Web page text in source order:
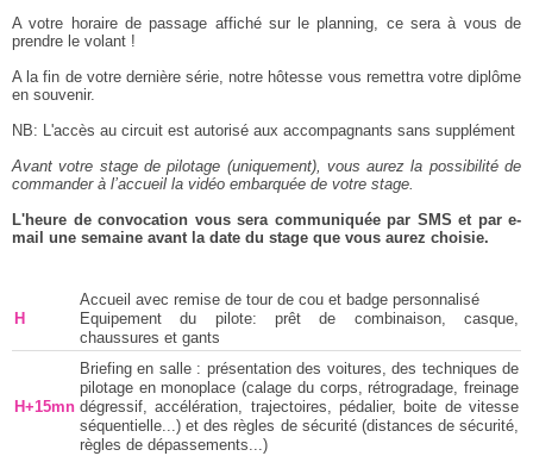
A votre horaire de passage affiché sur le planning, ce sera à vous de
prendre le volant !
A la fin de votre dernière série, notre hôtesse vous remettra votre diplôme
en souvenir.
NB: L'accès au circuit est autorisé aux accompagnants sans supplément
Avant votre stage de pilotage (uniquement), vous aurez la possibilité de
commander à l’accueil la vidéo embarquée de votre stage.
L'heure de convocation vous sera communiquée par SMS et par e-
mail une semaine avant la date du stage que vous aurez choisie.
H
Accueil avec remise de tour de cou et badge personnalisé
Equipement du pilote: prêt de combinaison, casque,
chaussures et gants
H+15mn
Briefing en salle : présentation des voitures, des techniques de
pilotage en monoplace (calage du corps, rétrogradage, freinage
dégressif, accélération, trajectoires, pédalier, boite de vitesse
séquentielle...) et des règles de sécurité (distances de sécurité,
règles de dépassements...)